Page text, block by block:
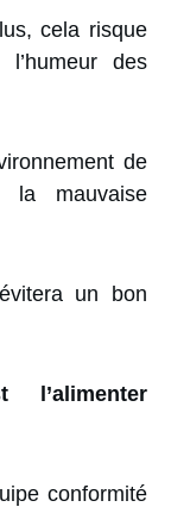
cela risque
des
de
la mauvaise
un bon
conformité